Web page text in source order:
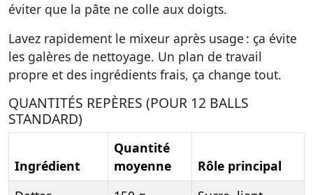
éviter que la pâte ne colle aux doigts.
Lavez rapidement le mixeur après usage : ça évite
les galères de nettoyage. Un plan de travail
propre et des ingrédients frais, ça change tout.
QUANTITÉS REPÈRES (POUR 12 BALLS
STANDARD)
Ingrédient
Quantité
moyenne
Rôle principal